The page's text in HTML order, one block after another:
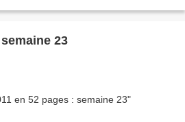
23